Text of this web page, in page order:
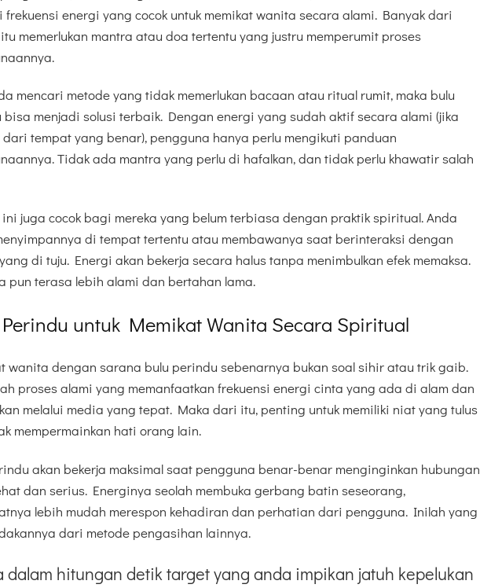
frekuensi energi yang cocok untuk memikat wanita secara alami. Banyak dari
memerlukan mantra atau doa tertentu yang justru memperumit proses
mencari metode yang tidak memerlukan bacaan atau ritual rumit, maka bulu
bisa menjadi solusi terbaik. Dengan energi yang sudah aktif secara alami (jika
tempat yang benar), pengguna hanya perlu mengikuti panduan
Tidak ada mantra yang perlu di hafalkan, dan tidak perlu khawatir salah
juga cocok bagi mereka yang belum terbiasa dengan praktik spiritual. Anda
di tempat tertentu atau membawanya saat berinteraksi dengan
di tuju. Energi akan bekerja secara halus tanpa menimbulkan efek memaksa.
pun terasa lebih alami dan bertahan lama.
untuk Memikat Wanita Secara Spiritual
wanita dengan sarana bulu perindu sebenarnya bukan soal sihir atau trik gaib.
proses alami yang memanfaatkan frekuensi energi cinta yang ada di alam dan
melalui media yang tepat. Maka dari itu, penting untuk memiliki niat yang tulus
mempermainkan hati orang lain.
akan bekerja maksimal saat pengguna benar-benar menginginkan hubungan
dan serius. Energinya seolah membuka gerbang batin seseorang,
lebih mudah merespon kehadiran dan perhatian dari pengguna. Inilah yang
dari metode pengasihan lainnya.
dalam hitungan detik target yang anda impikan jatuh kepelukan